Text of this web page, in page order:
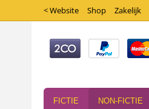
< Website Shop Zakelijk
FICTIE NON-FICTIE